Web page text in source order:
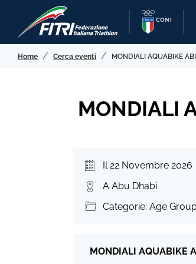
Home Cerca eventi MONDIALI AQUABIKE
MONDIALI
Il 22 Novembre 2026
A Abu Dhabi
Categorie: Age
MONDIALI AQUABIKE